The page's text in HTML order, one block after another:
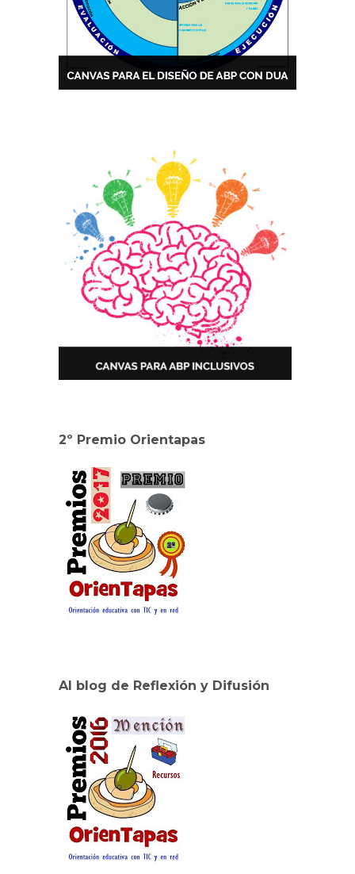
2º Premio Orientapas
Al blog de Reflexión y Difusión